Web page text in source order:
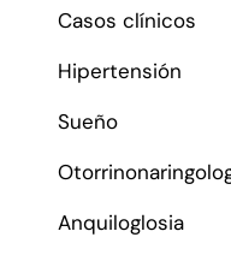
Casos clínicos
Hipertensión
Sueño
Anquiloglosia